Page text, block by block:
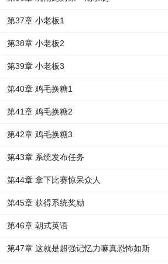
第37章 小老板1
第38章 小老板2
第39章 小老板3
第40章 鸡毛换糖1
第41章 鸡毛换糖2
第42章 鸡毛换糖3
第43章 系统发布任务
第44章 拿下比赛惊呆众人
第45章 获得系统奖励
第46章 朝式英语
第47章 这就是超强记忆力嘛真恐怖如斯